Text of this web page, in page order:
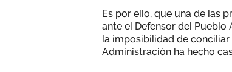
Es por ello, que una de las
ante el Defensor del Pueblo
la imposibilidad de
Administración ha hecho